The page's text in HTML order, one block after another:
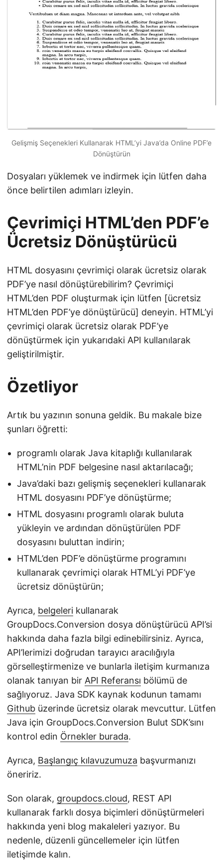
Gelişmiş Seçenekleri Kullanarak HTML’yi Java’da Online PDF’e
Dönüştürün
Dosyaları yüklemek ve indirmek için lütfen daha
önce belirtilen adımları izleyin.
Çevrimiçi HTML’den PDF’e
Ücretsiz Dönüştürücü
HTML dosyasını çevrimiçi olarak ücretsiz olarak
PDF’ye nasıl dönüştürebilirim? Çevrimiçi
HTML’den PDF oluşturmak için lütfen [ücretsiz
HTML’den PDF’ye dönüştürücü] deneyin. HTML’yi
çevrimiçi olarak ücretsiz olarak PDF’ye
dönüştürmek için yukarıdaki API kullanılarak
geliştirilmiştir.
Özetliyor
Artık bu yazının sonuna geldik. Bu makale bize
şunları öğretti:
programlı olarak Java kitaplığı kullanılarak
HTML’nin PDF belgesine nasıl aktarılacağı;
Java’daki bazı gelişmiş seçenekleri kullanarak
HTML dosyasını PDF’ye dönüştürme;
HTML dosyasını programlı olarak buluta
yükleyin ve ardından dönüştürülen PDF
dosyasını buluttan indirin;
HTML’den PDF’e dönüştürme programını
kullanarak çevrimiçi olarak HTML’yi PDF’ye
ücretsiz dönüştürün;
Ayrıca, belgeleri kullanarak
GroupDocs.Conversion dosya dönüştürücü API’si
hakkında daha fazla bilgi edinebilirsiniz. Ayrıca,
API’lerimizi doğrudan tarayıcı aracılığıyla
görselleştirmenize ve bunlarla iletişim kurmanıza
olanak tanıyan bir API Referansı bölümü de
sağlıyoruz. Java SDK kaynak kodunun tamamı
Github üzerinde ücretsiz olarak mevcuttur. Lütfen
Java için GroupDocs.Conversion Bulut SDK’sını
kontrol edin Örnekler burada.
Ayrıca, Başlangıç kılavuzumuza başvurmanızı
öneririz.
Son olarak, groupdocs.cloud, REST API
kullanarak farklı dosya biçimleri dönüştürmeleri
hakkında yeni blog makaleleri yazıyor. Bu
nedenle, düzenli güncellemeler için lütfen
iletişimde kalın.